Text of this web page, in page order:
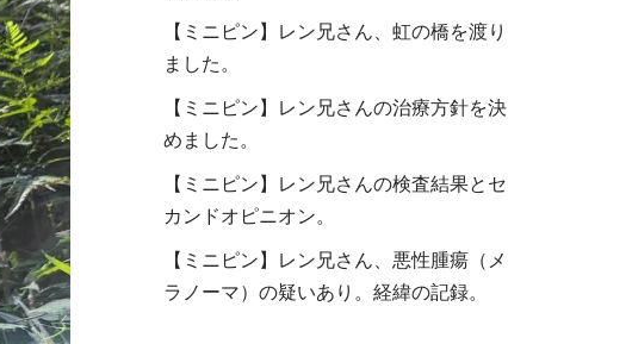
【ミニピン】レン兄さん、虹の橋を渡り
ました。
【ミニピン】レン兄さんの治療方針を決
めました。
【ミニピン】レン兄さんの検査結果とセ
カンドオピニオン。
【ミニピン】レン兄さん、悪性腫瘍（メ
ラノーマ）の疑いあり。経緯の記録。